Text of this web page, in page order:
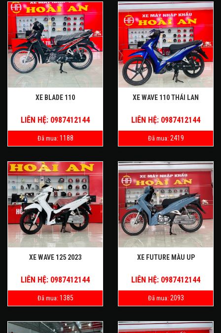
XE BLADE 110
LIÊN HỆ: 0987412144
Đã mua: 1188
XE WAVE 110 THÁI LAN
LIÊN HỆ: 0987412144
Đã mua: 2419
XE WAVE 125 2023
LIÊN HỆ: 0987412144
Đã mua: 1385
XE FUTURE MÀU UP
LIÊN HỆ: 0987412144
Đã mua: 2093